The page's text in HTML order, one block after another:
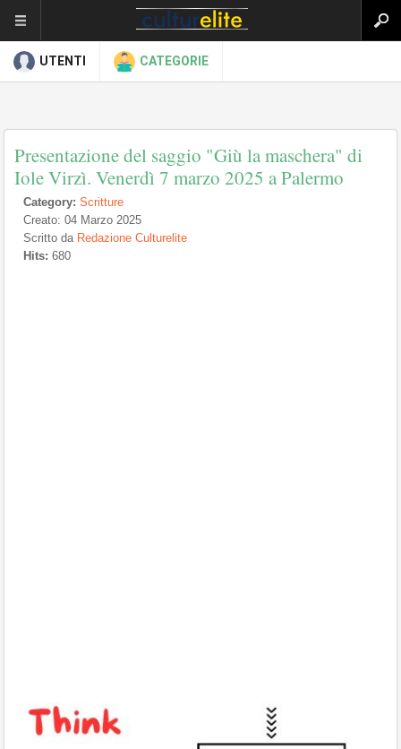
UTENTI CATEGORIE
Presentazione del saggio "Giù la maschera" di
Iole Virzì. Venerdì 7 marzo 2025 a Palermo
Category: Scritture
Creato: 04 Marzo 2025
Scritto da Redazione Culturelite
Hits: 680